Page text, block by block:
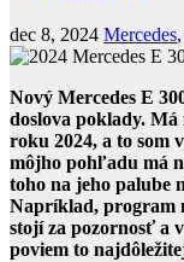
dec 8, 2024 Mercedes,
Nový Mercedes E
doslova poklady.
roku 2024, a to som
môjho pohľadu má
toho na jeho palube
Napríklad, program
stojí za pozornosť a
poviem to